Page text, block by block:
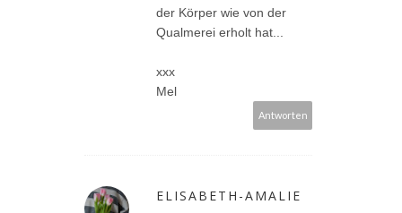
der Körper wie von der
Qualmerei erholt hat...
xxx
Mel
Antworten
ELISABETH-AMALIE